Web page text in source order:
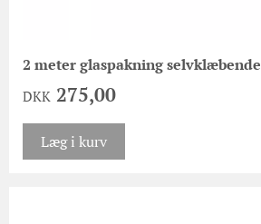
2 meter glaspakning selvklæbende
DKK 275,00
Læg i kurv